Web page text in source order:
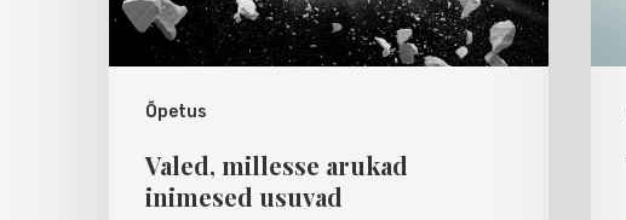
Õpetus
Valed, millesse arukad
inimesed usuvad